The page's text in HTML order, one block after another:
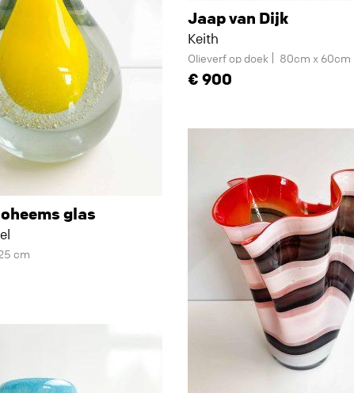
glas
cm
Jaap van Dijk
Keith
Olieverf op doek 80cm x 60cm
900